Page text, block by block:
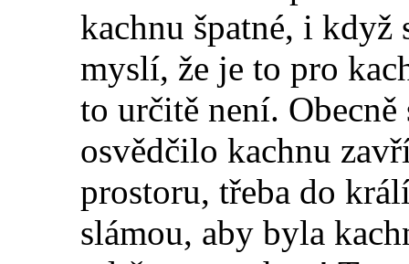
kachnu špatné, i když
myslí, že je to pro
to určitě není.
osvědčilo kachnu
prostoru, třeba do
slámou, aby byla